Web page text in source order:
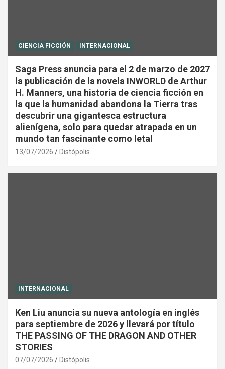
CIENCIA FICCIÓN INTERNACIONAL
Saga Press anuncia para el 2 de marzo de 2027
la publicación de la novela INWORLD de Arthur
H. Manners, una historia de ciencia ficción en
la que la humanidad abandona la Tierra tras
descubrir una gigantesca estructura
alienígena, solo para quedar atrapada en un
mundo tan fascinante como letal
13/07/2026 Distópolis
INTERNACIONAL
Ken Liu anuncia su nueva antología en inglés
para septiembre de 2026 y llevará por título
THE PASSING OF THE DRAGON AND OTHER
STORIES
07/07/2026 Distópolis